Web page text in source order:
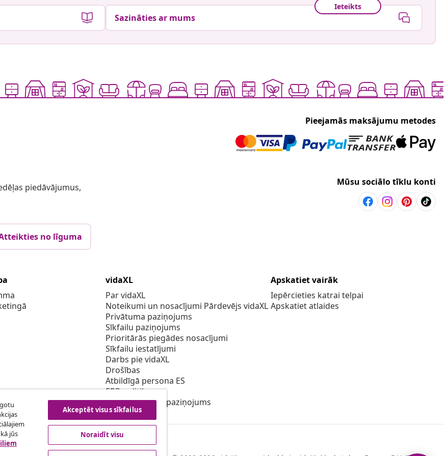
Ieteikts
Sazināties ar mums
Pieejamās maksājumu metodes
piedāvājumus,
Mūsu sociālo tīklu konti
no līguma
vidaXL
Par vidaXL
Noteikumi un nosacījumi Pārdevējs vidaXL
Privātuma paziņojums
Sīkfailu paziņojums
Prioritārās piegādes nosacījumi
Sīkfailu iestatījumi
Darbs pie vidaXL
Drošības
Atbildīgā persona ES
EPR politiku
Piekļūstamības paziņojums
Apskatiet vairāk
Iepērcieties katrai telpai
Apskatiet atlaides
jūs
Akceptēt visus sīkfailus
Noraidīt visu